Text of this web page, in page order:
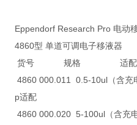
Eppendorf Research Pro 电动
4860型 单道可调电子移液器
货号 规格 适配标
4860 000.011 0.5-10ul（
p适配
4860 000.020 5-100ul（含充